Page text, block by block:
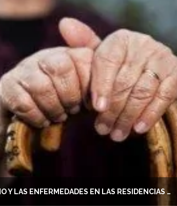
PREVENIR EL FRÍO Y LAS ENFERMEDADES EN LAS RESIDENCIAS PARA MAYORES